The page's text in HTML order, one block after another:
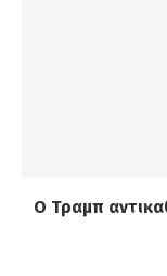
Ο Τραμπ